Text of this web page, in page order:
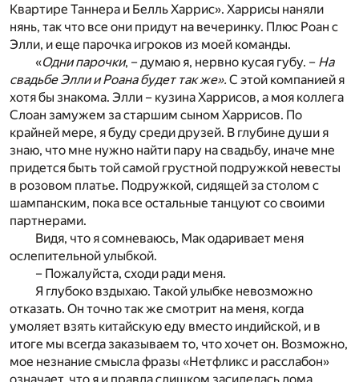
Квартире Таннера и Белль Харрис». Харрисы наняли
нянь, так что все они придут на вечеринку. Плюс Роан с
Элли, и еще парочка игроков из моей команды.
«Одни парочки, – думаю я, нервно кусая губу. – На
свадьбе Элли и Роана будет так же». С этой компанией я
хотя бы знакома. Элли – кузина Харрисов, а моя коллега
Слоан замужем за старшим сыном Харрисов. По
крайней мере, я буду среди друзей. В глубине души я
знаю, что мне нужно найти пару на свадьбу, иначе мне
придется быть той самой грустной подружкой невесты
в розовом платье. Подружкой, сидящей за столом с
шампанским, пока все остальные танцуют со своими
партнерами.
Видя, что я сомневаюсь, Мак одаривает меня
ослепительной улыбкой.
– Пожалуйста, сходи ради меня.
Я глубоко вздыхаю. Такой улыбке невозможно
отказать. Он точно так же смотрит на меня, когда
умоляет взять китайскую еду вместо индийской, и в
итоге мы всегда заказываем то, что хочет он. Возможно,
мое незнание смысла фразы «Нетфликс и расслабон»